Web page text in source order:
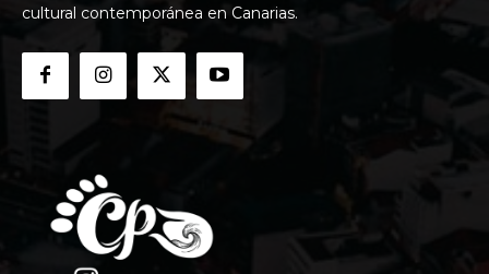
cultural contemporánea en Canarias.